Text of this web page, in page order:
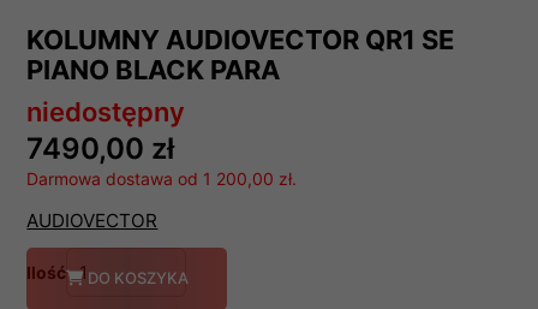
KOLUMNY AUDIOVECTOR QR1 SE
PIANO BLACK PARA
niedostępny
7490,00 zł
Darmowa dostawa od 1 200,00 zł.
AUDIOVECTOR
Ilość DO KOSZYKA